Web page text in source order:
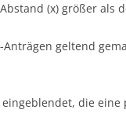
(x) größer als
geltend
die